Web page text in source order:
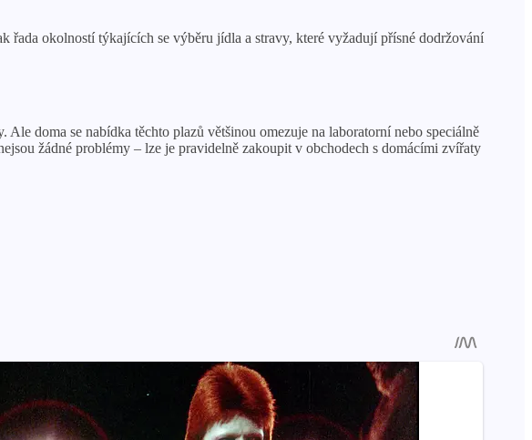
řada okolností týkajících se výběru jídla a stravy, které vyžadují přísné dodržování
doma se nabídka těchto plazů většinou omezuje na laboratorní nebo speciálně
žádné problémy – lze je pravidelně zakoupit v obchodech s domácími zvířaty